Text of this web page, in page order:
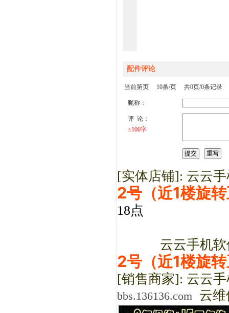
配件评论
当前第页 10条/页 共0页/0条记录
昵称：
评 论：
≤100字
[实体店铺]: 云云
2号（近1楼旋
18点
云云手机软件
2号（近1楼旋
[销售商家]: 云云
bbs.136136.com 云